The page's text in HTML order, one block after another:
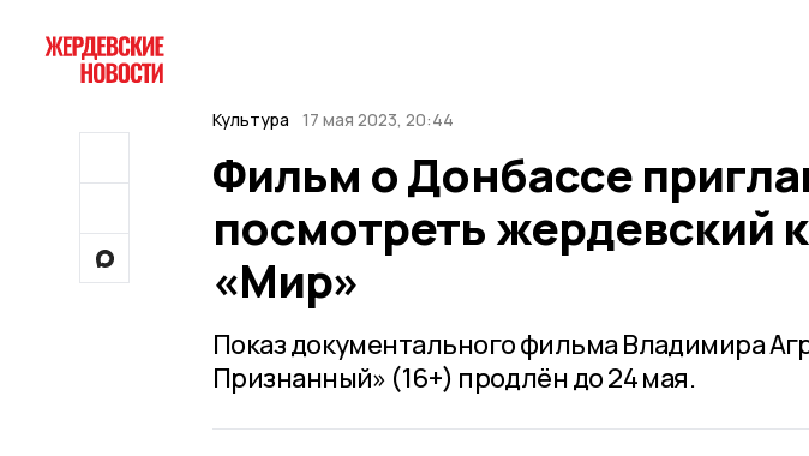
Культура 17 мая 2023, 20:44
Фильм о Донбассе
посмотреть жердевский
«Мир»
Показ документального фильма Владимира
Признанный» (16+) продлён до 24 мая.